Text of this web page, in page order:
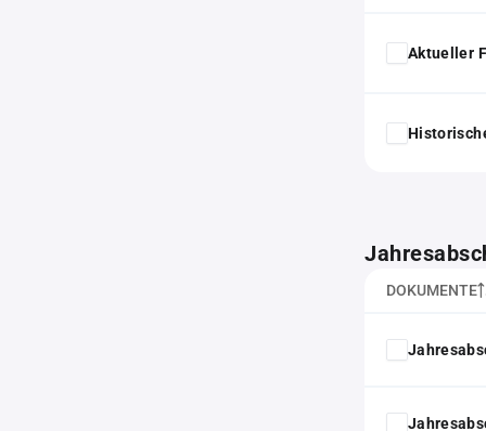
Aktueller
DOKUMENTE